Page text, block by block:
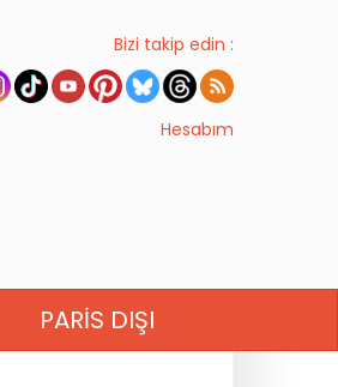
Bizi takip edin :
Hesabım
PARIS DIŞI